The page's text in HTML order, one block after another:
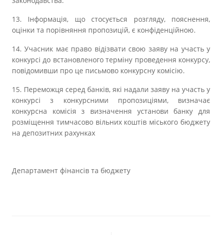
13. Інформація, що стосується розгляду, пояснення,
оцінки та порівняння пропозицій, є конфіденційною.
14. Учасник має право відізвати свою заяву на участь у
конкурсі до встановленого терміну проведення конкурсу,
повідомивши про це письмово конкурсну комісію.
15. Переможця серед банків, які надали заяву на участь у
конкурсі з конкурсними пропозиціями, визначає
конкурсна комісія з визначення установи банку для
розміщення тимчасово вільних коштів міського бюджету
на депозитних рахунках
Департамент фінансів та бюджету